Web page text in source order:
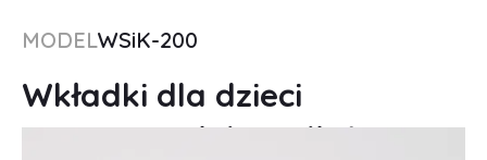
MODELWSiK-200
Wkładki dla dzieci
supinujące łuk podłużny